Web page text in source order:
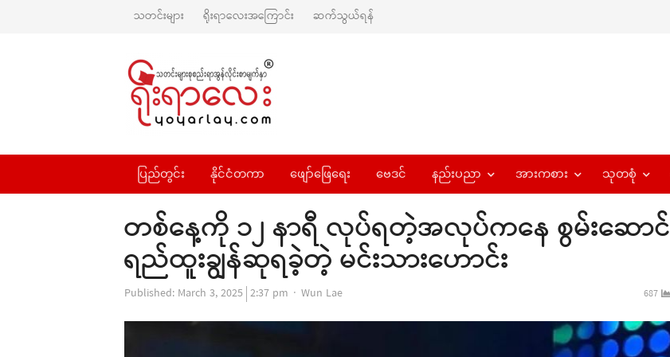
သတင်းများ ရိုးရာလေးအကြောင်း ဆက်သွယ်ရန်
ပြည်တွင်း နိုင်ငံတကာ ဖျော်ဖြေရေး ဗေဒင် နည်းပညာ အားကစား သုတစုံ
တစ်နေ့ကို ၁၂ နာရီ လုပ်ရတဲ့အလုပ်ကနေ စွမ်းဆောင်
ရည်ထူးချွန်ဆုရခဲ့တဲ့ မင်းသားဟောင်း
Published: March 3, 2025 2:37 pm Author
Wun Lae 687